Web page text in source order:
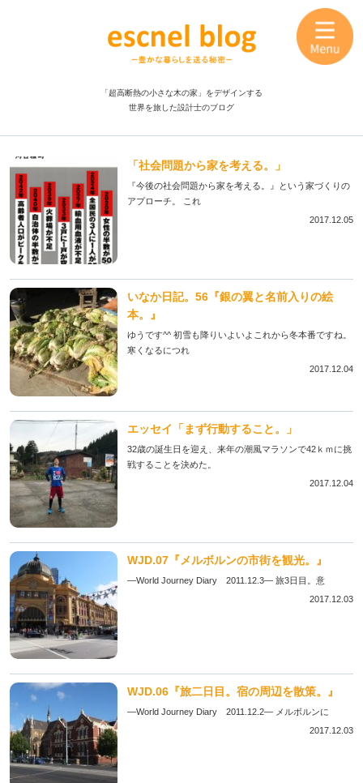
「超高断熱の小さな木の家」をデザインする
世界を旅した設計士のブログ
「社会問題から家を考える。」
『今後の社会問題から家を考える。』という家づくりの
アプローチ。 これ
2017.12.05
いなか日記。56『銀の翼と名前入りの絵
本。』
ゆうです^^ 初雪も降りいよいよこれから冬本番ですね。
寒くなるにつれ
2017.12.04
エッセイ「まず行動すること。」
32歳の誕生日を迎え、来年の潮風マラソンで42ｋｍに挑
戦することを決めた。
2017.12.04
WJD.07『メルボルンの市街を観光。』
―World Journey Diary 2011.12.3― 旅3日目。意
2017.12.03
WJD.06『旅二日目。宿の周辺を散策。』
―World Journey Diary 2011.12.2― メルボルンに
2017.12.03